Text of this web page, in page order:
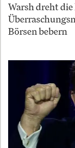
Warsh dreht
Börsen bebern